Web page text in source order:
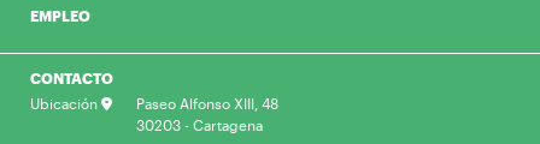
EMPLEO
CONTACTO
Ubicación
Paseo Alfonso XIII, 48
30203 - Cartagena